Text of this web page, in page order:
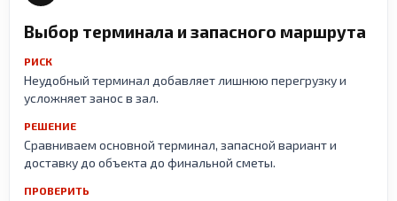
Выбор терминала и запасного маршрута
РИСК
Неудобный терминал добавляет лишнюю перегрузку и
усложняет занос в зал.
РЕШЕНИЕ
Сравниваем основной терминал, запасной вариант и
доставку до объекта до финальной сметы.
ПРОВЕРИТЬ